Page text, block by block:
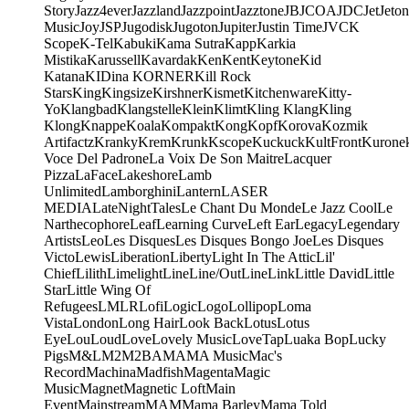
StoryJazz4everJazzlandJazzpointJazztoneJBJCOAJDCJetJeton
MusicJoyJSPJugodiskJugotonJupiterJustin TimeJVCK
ScopeK-TelKabukiKama SutraKappKarkia
MistikaKarussellKavardakKenKentKeytoneKid
KatanaKIDina KORNERKill Rock
StarsKingKingsizeKirshnerKismetKitchenwareKitty-
YoKlangbadKlangstelleKleinKlimtKling KlangKling
KlongKnappeKoalaKompaktKongKopfKorovaKozmik
ArtifactzKrankyKremKrunkKscopeKuckuckKultFront
Voce Del PadroneLa Voix De Son MaitreLacquer
PizzaLaFaceLakeshoreLamb
UnlimitedLamborghiniLanternLASER
MEDIALateNightTalesLe Chant Du MondeLe Jazz CoolLe
NarthecophoreLeafLearning CurveLeft EarLegacyLegendary
ArtistsLeoLes DisquesLes Disques Bongo JoeLes Disques
VictoLewisLiberationLibertyLight In The AtticLil'
ChiefLilithLimelightLineLine/OutLineLinkLittle DavidLittle
StarLittle Wing Of
RefugeesLMLRLofiLogicLogoLollipopLoma
VistaLondonLong HairLook BackLotusLotus
EyeLouLoudLoveLovely MusicLoveTapLuaka BopLucky
PigsM&LM2M2BAMAMA MusicMac's
RecordMachinaMadfishMagentaMagic
MusicMagnetMagnetic LoftMain
EventMainstreamMAMMama BarleyMama Told